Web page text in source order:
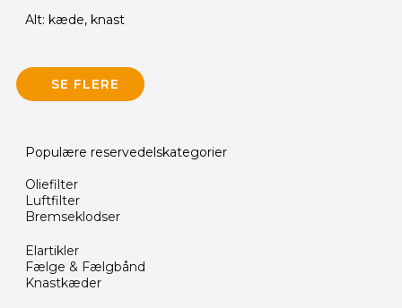
Alt: kæde, knast
SE FLERE
Populære reservedelskategorier
Oliefilter
Luftfilter
Bremseklodser
Elartikler
Fælge & Fælgbånd
Knastkæder